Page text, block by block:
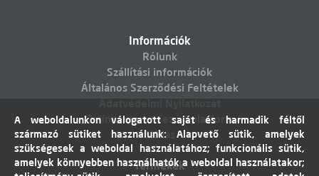
Információk
Rólunk
Szállítási információk
Általános Szerződési Feltételek
Online vitarendezési platform
Elállás
Termékek
A weboldalunkon válogatott saját és harmadik féltől
származó sütiket használunk: Alapvető sütik, amelyek
szükségesek a weboldal használatához; funkcionális sütik,
amelyek könnyebben használhatók a weboldal használatakor;